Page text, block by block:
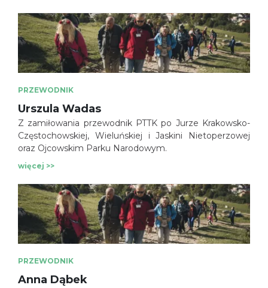
PRZEWODNIK
Urszula Wadas
Z zamiłowania przewodnik PTTK po Jurze Krakowsko-
Częstochowskiej, Wieluńskiej i Jaskini Nietoperzowej
oraz Ojcowskim Parku Narodowym.
więcej >>
PRZEWODNIK
Anna Dąbek